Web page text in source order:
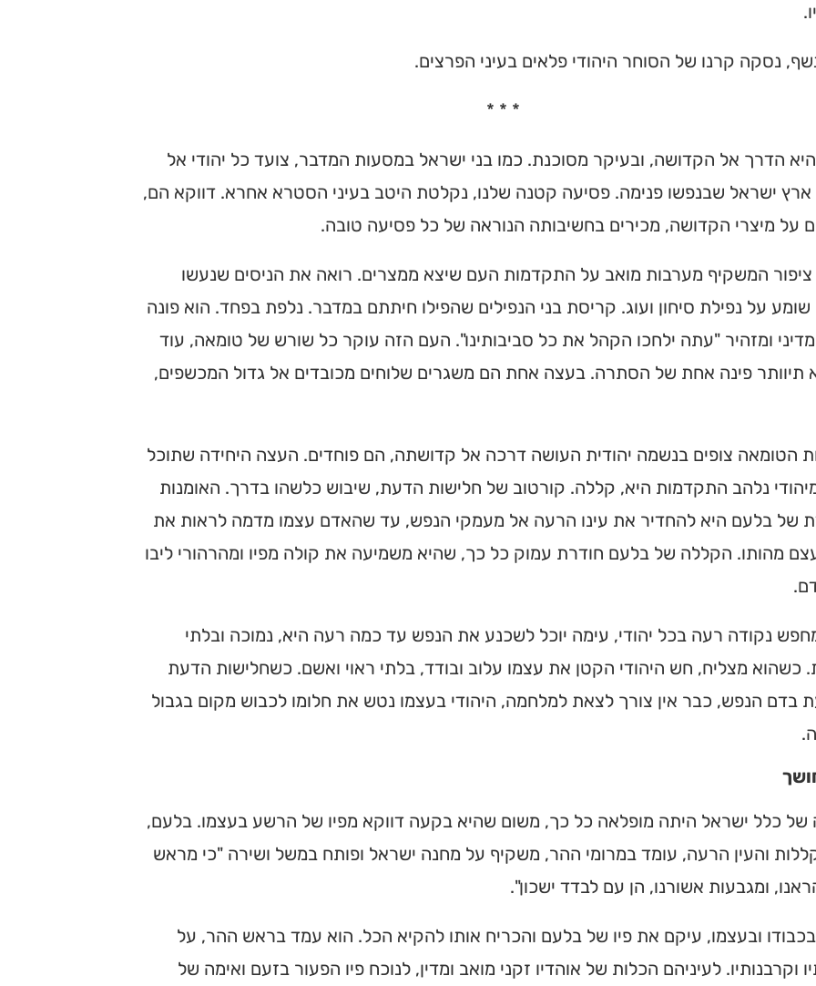
נסקה קרנו של הסוחר היהודי פלאים בעיני הפרצים.
* * *
הדרך אל הקדושה, ובעיקר מסוכנת. כמו בני ישראל במסעות המדבר, צועד כל יהודי אל
ישראל שבנפשו פנימה. פסיעה קטנה שלנו, נקלטת היטב בעיני הסטרא אחרא. דווקא הם,
על מיצרי הקדושה, מכירים בחשיבותה הנוראה של כל פסיעה טובה.
ציפור המשקיף מערבות מואב על התקדמות העם שיצא ממצרים. רואה את הניסים שנעשו
על נפילת סיחון ועוג. קריסת בני הנפילים שהפילו חיתתם במדבר. נלפת בפחד. הוא פונה
ומזהיר "עתה ילחכו הקהל את כל סביבותינו". העם הזה עוקר כל שורש של טומאה, עוד
תיוותר פינה אחת של הסתרה. בעצה אחת הם משגרים שלוחים מכובדים אל גדול המכשפים,
הטומאה צופים בנשמה יהודית העושה דרכה אל קדושתה, הם פוחדים. העצה היחידה שתוכל
נלהב התקדמות היא, קללה. קורטוב של חלישות הדעת, שיבוש כלשהו בדרך. האומנות
של בלעם היא להחדיר את עינו הרעה אל מעמקי הנפש, עד שהאדם עצמו מדמה לראות את
מהותו. הקללה של בלעם חודרת עמוק כל כך, שהיא משמיעה את קולה מפיו ומהרהורי ליבו
נקודה רעה בכל יהודי, עימה יוכל לשכנע את הנפש עד כמה רעה היא, נמוכה ובלתי
כשהוא מצליח, חש היהודי הקטן את עצמו עלוב ובודד, בלתי ראוי ואשם. כשחלישות הדעת
בדם הנפש, כבר אין צורך לצאת למלחמה, היהודי בעצמו נטש את חלומו לכבוש מקום בגבול
של כלל ישראל היתה מופלאה כל כך, משום שהיא בקעה דווקא מפיו של הרשע בעצמו. בלעם,
והעין הרעה, עומד במרומי ההר, משקיף על מחנה ישראל ופותח במשל ושירה "כי מראש
ומגבעות אשורנו, הן עם לבדד ישכון".
ובעצמו, עיקם את פיו של בלעם והכריח אותו להקיא הכל. הוא עמד בראש ההר, על
וקרבנותיו. לעיניהם הכלות של אוהדיו זקני מואב ומדין, לנוכח פיו הפעור בזעם ואימה של
כנסת או
והמקיף של בתי כנסת